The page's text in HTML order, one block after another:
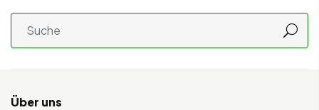
Über uns